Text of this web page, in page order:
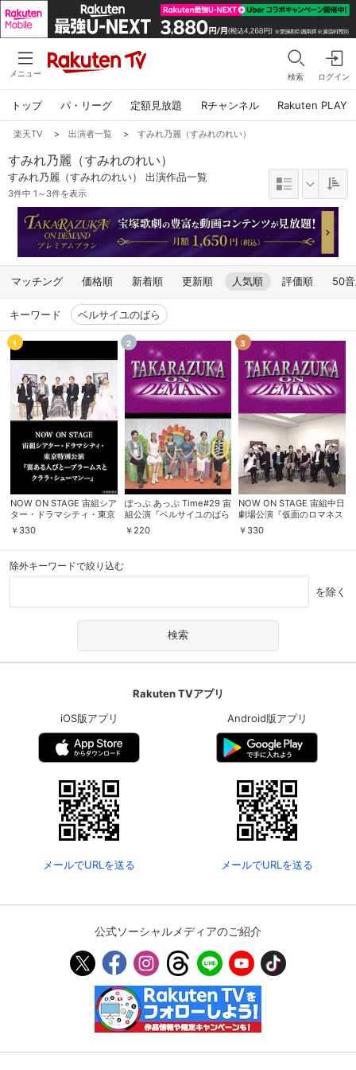
メニュー 検索 ログイン
トップ パ・リーグ 定額見放題 Rチャンネル Rakuten PLAY
楽天TV > 出演者一覧 > すみれ乃麗（すみれのれい）
すみれ乃麗（すみれのれい）
すみれ乃麗（すみれのれい） 出演作品一覧
3件中 1～3件を表示
マッチング 価格順 新着順 更新順 人気順 評価順 50
キーワード ベルサイユのばら
1
NOW ON STAGE 宙組シア
ター・ドラマシティ・東京
特別公演『翼ある人びと—
ブラームスとクララ・シュ
￥ 330
2
ぽっぷ あっぷ Time#29 宙
組公演『ベルサイユのばら
―オスカル編―』
￥ 220
3
NOW ON STAGE 宙組中日
劇場公演『仮面のロマネス
ク』『Apasionado!!II』
￥ 330
除外キーワードで絞り込む
を除く
Rakuten TVアプリ
iOS版アプリ
メールでURLを送る
Android版アプリ
メールでURLを送る
公式ソーシャルメディアのご紹介